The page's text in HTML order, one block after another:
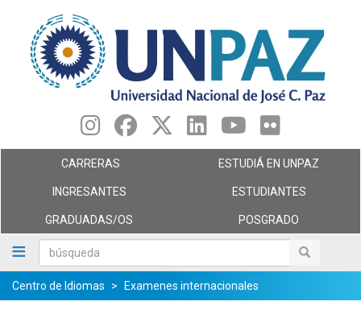
contenido
principal
búsqueda búsqueda
CARRERAS ESTUDIÁ EN UNPAZ
INGRESANTES ESTUDIANTES
GRADUADAS/OS POSGRADO
Centro de Idiomas Examenes internacionales